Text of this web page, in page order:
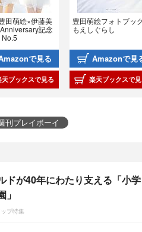
田萌絵×伊藤美
記念
で見る
天ブックスで見る
豊田萌絵フォトブッ
もえしぐらし
Amazonで見
楽天ブックスで
刊プレイボーイ
ドが40年にわたり支える「小学
」
プ特集